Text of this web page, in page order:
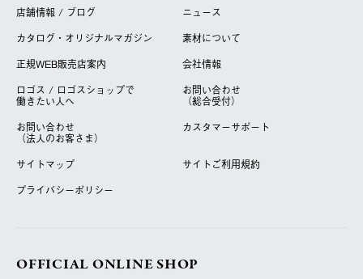
店舗情報 / ブログ
ニュース
カタログ・オリジナルマガジン
素材について
正規WEB販売店案内
会社情報
ロゴス / ロゴスショップで
働きたい人へ
お問い合わせ
（総合受付）
お問い合わせ
（法人のお客さま）
カスタマーサポート
サイトマップ
サイトご利用規約
プライバシーポリシー
OFFICIAL ONLINE SHOP